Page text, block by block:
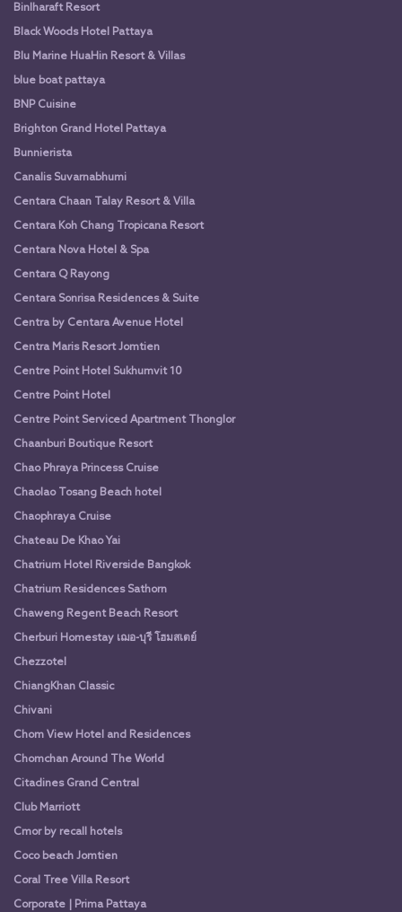
Binlharaft Resort
Black Woods Hotel Pattaya
Blu Marine HuaHin Resort & Villas
blue boat pattaya
BNP Cuisine
Brighton Grand Hotel Pattaya
Bunnierista
Canalis Suvarnabhumi
Centara Chaan Talay Resort & Villa
Centara Koh Chang Tropicana Resort
Centara Nova Hotel & Spa
Centara Q Rayong
Centara Sonrisa Residences & Suite
Centra by Centara Avenue Hotel
Centra Maris Resort Jomtien
Centre Point Hotel Sukhumvit 10
Centre Point Hotel
Centre Point Serviced Apartment Thonglor
Chaanburi Boutique Resort
Chao Phraya Princess Cruise
Chaolao Tosang Beach hotel
Chaophraya Cruise
Chateau De Khao Yai
Chatrium Hotel Riverside Bangkok
Chatrium Residences Sathorn
Chaweng Regent Beach Resort
Cherburi Homestay เฌอ-บุรี โฮมสเตย์
Chezzotel
ChiangKhan Classic
Chivani
Chom View Hotel and Residences
Chomchan Around The World
Citadines Grand Central
Club Marriott
Cmor by recall hotels
Coco beach Jomtien
Coral Tree Villa Resort
Corporate | Prima Pattaya